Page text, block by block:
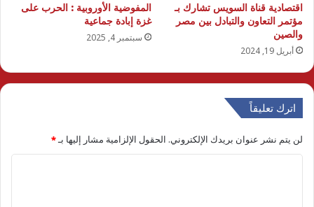
اقتصادية قناة السويس تشارك بـ
مؤتمر التعاون والتبادل بين مصر
والصين
أبريل 19, 2024
المفوضية الأوروبية : الحرب على
غزة إبادة جماعية
سبتمبر 4, 2025
اترك تعليقاً
لن يتم نشر عنوان بريدك الإلكتروني. الحقول الإلزامية مشار إليها بـ*